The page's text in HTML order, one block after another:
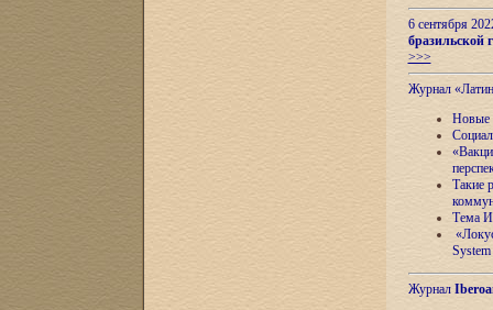
6 сентября
бразильской
>>>
Журнал
Новые
Такие
Тема
Журнал